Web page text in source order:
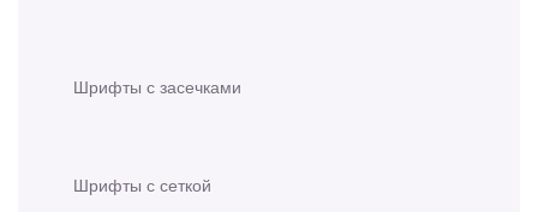
Шрифты с засечками
Шрифты с сеткой